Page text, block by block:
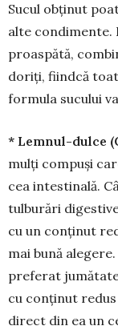
Sucul obţinut
alte condimente.
proaspătă,
doriţi, fiindcă
formula sucului
* Lemnul-dulce
mulţi compuşi
cea intestinală.
tulburări
cu un con­ţinut
mai bună
preferat
cu con­ţinut
direct din ea un